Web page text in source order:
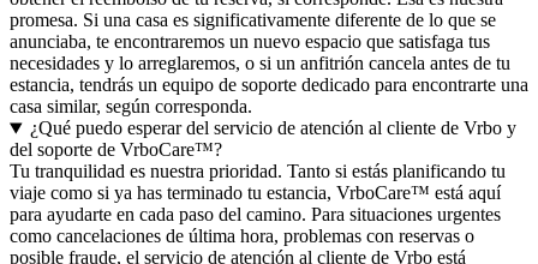
promesa. Si una casa es significativamente diferente de lo que se
anunciaba, te encontraremos un nuevo espacio que satisfaga tus
necesidades y lo arreglaremos, o si un anfitrión cancela antes de tu
estancia, tendrás un equipo de soporte dedicado para encontrarte una
casa similar, según corresponda.
¿Qué puedo esperar del servicio de atención al cliente de Vrbo y
del soporte de VrboCare™?
Tu tranquilidad es nuestra prioridad. Tanto si estás planificando tu
viaje como si ya has terminado tu estancia, VrboCare™ está aquí
para ayudarte en cada paso del camino. Para situaciones urgentes
como cancelaciones de última hora, problemas con reservas o
posible fraude, el servicio de atención al cliente de Vrbo está